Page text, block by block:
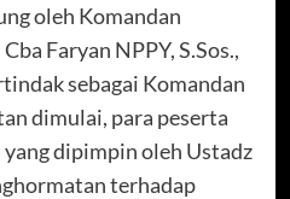
oleh Komandan
Faryan NPPY, S.Sos.,
sebagai Komandan
dimulai, para peserta
dipimpin oleh Ustadz
terhadap